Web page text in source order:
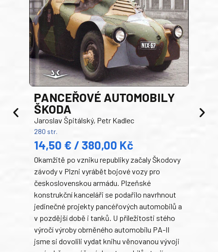
PANCEŘOVÉ AUTOMOBILY
ŠKODA
Jaroslav Špitálský, Petr Kadlec
280 str.
14,50 € / 380,00 Kč
Okamžitě po vzniku republiky začaly Škodovy
závody v Plzni vyrábět bojové vozy pro
československou armádu. Plzeňské
konstrukční kanceláři se podařilo navrhnout
jedinečné projekty pancéřových automobilů a
v pozdější době i tanků. U příležitosti stého
výročí výroby obrněného automobilu PA-II
jsme si dovolili vydat knihu věnovanou vývoji